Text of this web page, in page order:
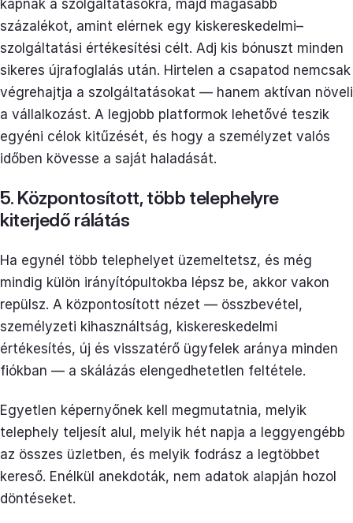
kapnak a szolgáltatásokra, majd magasabb
százalékot, amint elérnek egy kiskereskedelmi–
szolgáltatási értékesítési célt. Adj kis bónuszt minden
sikeres újrafoglalás után. Hirtelen a csapatod nemcsak
végrehajtja a szolgáltatásokat — hanem aktívan növeli
a vállalkozást. A legjobb platformok lehetővé teszik
egyéni célok kitűzését, és hogy a személyzet valós
időben kövesse a saját haladását.
5. Központosított, több telephelyre
kiterjedő rálátás
Ha egynél több telephelyet üzemeltetsz, és még
mindig külön irányítópultokba lépsz be, akkor vakon
repülsz. A központosított nézet — összbevétel,
személyzeti kihasználtság, kiskereskedelmi
értékesítés, új és visszatérő ügyfelek aránya minden
fiókban — a skálázás elengedhetetlen feltétele.
Egyetlen képernyőnek kell megmutatnia, melyik
telephely teljesít alul, melyik hét napja a leggyengébb
az összes üzletben, és melyik fodrász a legtöbbet
kereső. Enélkül anekdoták, nem adatok alapján hozol
döntéseket.